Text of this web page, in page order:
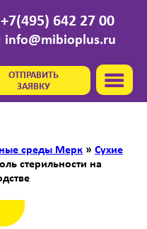
+7(495) 642 27 00
info@mibioplus.ru
ОТПРАВИТЬ
ЗАЯВКУ
среды Мерк » Сухие
стерильности на